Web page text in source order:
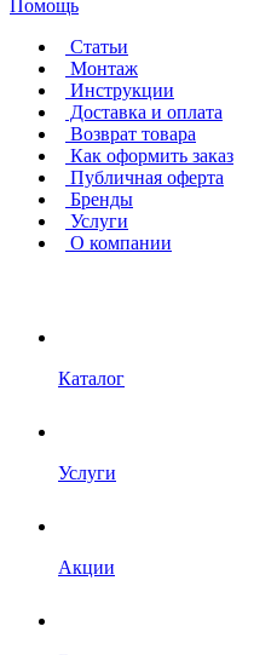
Помощь
Статьи
Монтаж
Инструкции
Доставка и оплата
Возврат товара
Как оформить заказ
Публичная оферта
Бренды
Услуги
О компании
Каталог
Услуги
Акции